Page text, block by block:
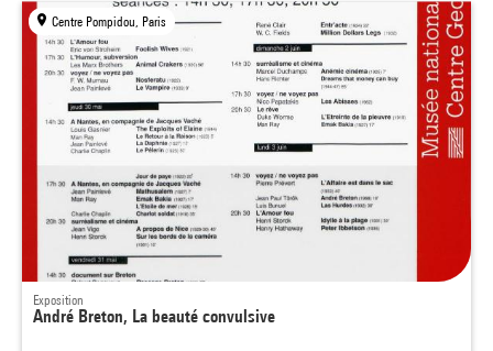
Centre Pompidou, Paris
Exposition
André Breton, La beauté convulsive